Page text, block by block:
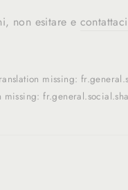
non esitare e contattaci
missing:
missing: